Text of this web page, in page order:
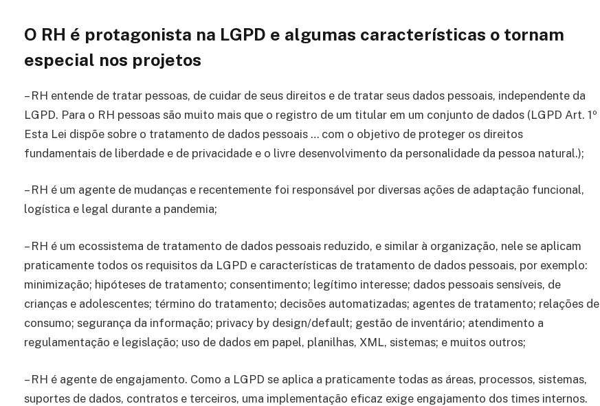
O RH é protagonista na LGPD e algumas características o tornam
especial nos projetos
– RH entende de tratar pessoas, de cuidar de seus direitos e de tratar seus dados pessoais, independente da
LGPD. Para o RH pessoas são muito mais que o registro de um titular em um conjunto de dados (LGPD Art. 1º
Esta Lei dispõe sobre o tratamento de dados pessoais … com o objetivo de proteger os direitos
fundamentais de liberdade e de privacidade e o livre desenvolvimento da personalidade da pessoa natural.);
– RH é um agente de mudanças e recentemente foi responsável por diversas ações de adaptação funcional,
logística e legal durante a pandemia;
– RH é um ecossistema de tratamento de dados pessoais reduzido, e similar à organização, nele se aplicam
praticamente todos os requisitos da LGPD e características de tratamento de dados pessoais, por exemplo:
minimização; hipóteses de tratamento; consentimento; legítimo interesse; dados pessoais sensíveis, de
crianças e adolescentes; término do tratamento; decisões automatizadas; agentes de tratamento; relações de
consumo; segurança da informação; privacy by design/default; gestão de inventário; atendimento a
regulamentação e legislação; uso de dados em papel, planilhas, XML, sistemas; e muitos outros;
– RH é agente de engajamento. Como a LGPD se aplica a praticamente todas as áreas, processos, sistemas,
suportes de dados, contratos e terceiros, uma implementação eficaz exige engajamento dos times internos.